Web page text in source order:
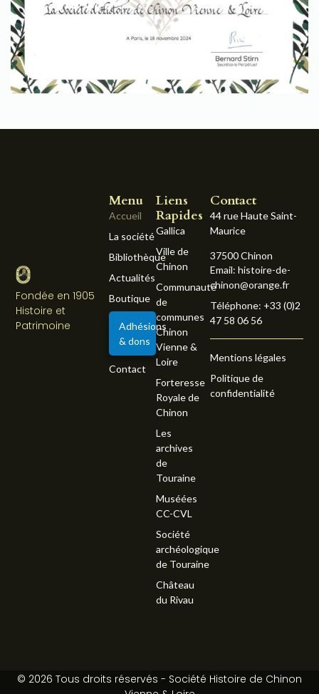
Fondée en 1905
Histoire et
Patrimoine
Liens
Rapides
Gallica
Ville de
Chinon
Communauté
de
communes
Chinon
Vienne &
Loire
Forteresse
Royale de
Chinon
Les
archives
de
Touraine
Muséées
CC-CVL
Société
archéologique
de Touraine
Château
du Rivau
Menu
Accueil
La société
Bibliothèque
Actualités
Boutique
Adhésions
& dons
Contact
Contact
44 rue Haute Saint-
Maurice
37500 Chinon
Email: histoire-de-
chinon@orange.fr
Téléphone: +33 (0)2
47 58 06 56
Mentions légales
Politique de
confidentialité
© 2026 Tous droits réservés - Société Histoire de Chinon